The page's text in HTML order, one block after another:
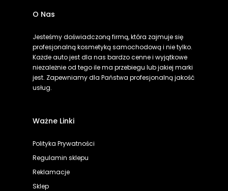
O Nas
Jesteśmy doświadczoną firmą, która zajmuje się
profesjonalną kosmetyką samochodową i nie tylko.
Każde auto jest dla nas bardzo cenne i wyjątkowe
niezależnie od tego ile ma przebiegu lub jakiej marki
jest. Zapewniamy dla Państwa profesjonalną jakość
usług.
Ważne Linki
Polityka Prywatności
Regulamin sklepu
Reklamacje
Sklep